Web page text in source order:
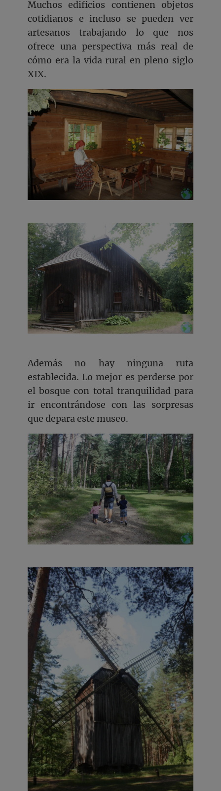
Muchos edificios contienen objetos
cotidianos e incluso se pueden ver
artesanos trabajando lo que nos
ofrece una perspectiva más real de
cómo era la vida rural en pleno siglo
XIX.
Además no hay ninguna ruta
establecida. Lo mejor es perderse por
el bosque con total tranquilidad para
ir encontrándose con las sorpresas
que depara este museo.